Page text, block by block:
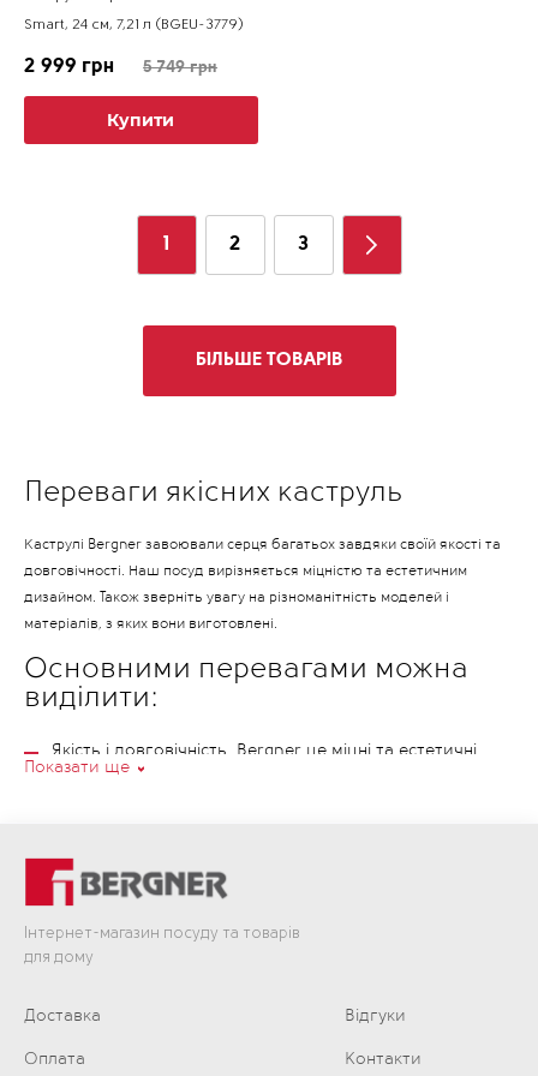
Smart, 24 см, 7,21 л (BGEU-3779)
2 999 грн 5 749 грн
Купити
1 2 3
БІЛЬШЕ ТОВАРІВ
Переваги якісних каструль
Каструлі Bergner завоювали серця багатьох завдяки своїй якості та
довговічності. Наш посуд вирізняється міцністю та естетичним
дизайном. Також зверніть увагу на різноманітність моделей і
матеріалів, з яких вони виготовлені.
Основними перевагами можна
виділити:
Якість і довговічність. Bergner це міцні та естетичні
каструлі, які служать довго.
Товсте і багатошарове дно забезпечує рівномірний
розподіл тепла.
Максимальна ефективність як на газових так і на
електричних плитах.
справжнім задоволенням.
Чому варто обирати каструлі з
Показати ще
Інтернет-магазин посуду та товарів
для дому
Доставка Відгуки
Оплата Контакти